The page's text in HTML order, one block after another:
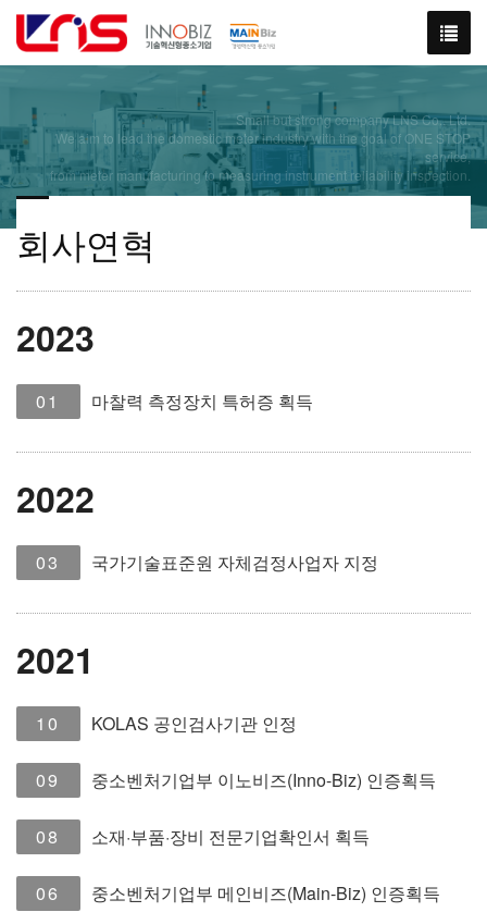
Small but strong company LNS Co., Ltd.
We aim to lead the domestic meter industry with the goal of ONE STOP
service,
from meter manufacturing to measuring instrument reliability inspection.
회사연혁
2023
01 마찰력 측정장치 특허증 획득
2022
03 국가기술표준원 자체검정사업자 지정
2021
10 KOLAS 공인검사기관 인정
09 중소벤처기업부 이노비즈(Inno-Biz) 인증획득
08 소재·부품·장비 전문기업확인서 획득
06 중소벤처기업부 메인비즈(Main-Biz) 인증획득